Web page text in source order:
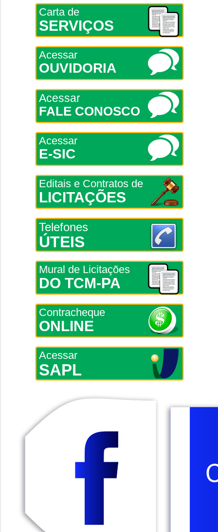
Carta de
SERVIÇOS
Acessar
OUVIDORIA
Acessar
FALE CONOSCO
Acessar
E-SIC
Editais e Contratos de
LICITAÇÕES
Telefones
ÚTEIS
Mural de Licitações
DO TCM-PA
Contracheque
ONLINE
Acessar
SAPL